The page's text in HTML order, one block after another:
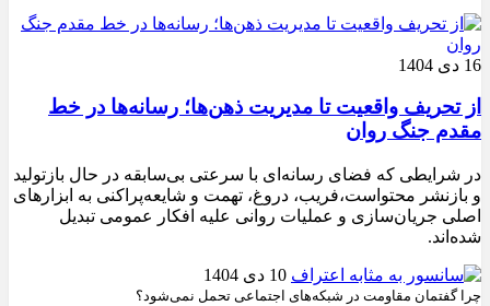
16 دی 1404
از تحریف واقعیت تا مدیریت ذهن‌ها؛ رسانه‌ها در خط
مقدم جنگ روان
در شرایطی که فضای رسانه‌ای با سرعتی بی‌سابقه در حال بازتولید
و بازنشر محتواست،فریب، دروغ، تهمت و شایعه‌پراکنی به ابزارهای
اصلی جریان‌سازی و عملیات روانی علیه افکار عمومی تبدیل
شده‌اند.
10 دی 1404
چرا گفتمان مقاومت در شبکه‌های اجتماعی تحمل نمی‌شود؟